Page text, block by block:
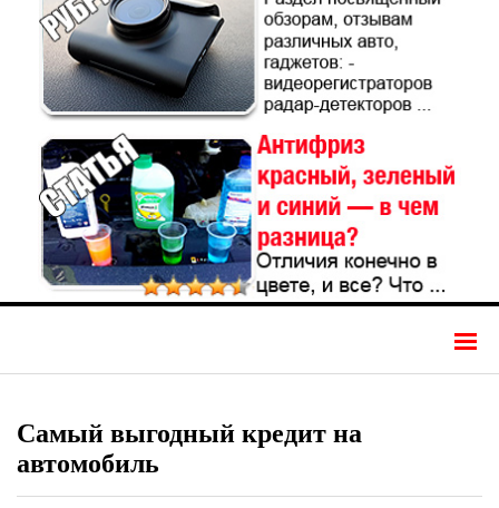
Самый выгодный кредит на
автомобиль